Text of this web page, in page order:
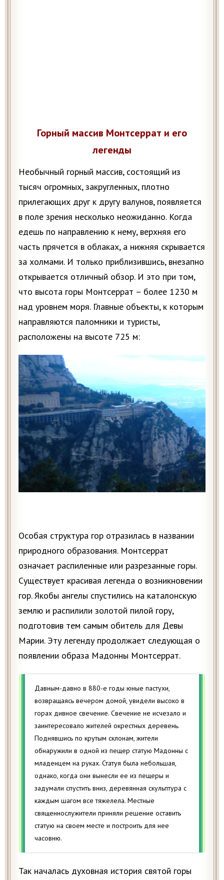
Горный массив Монтсеррат и его
легенды
Необычный горный массив, состоящий из
тысяч огромных, закругленных, плотно
прилегающих друг к другу валунов, появляется
в поле зрения несколько неожиданно. Когда
едешь по направлению к нему, верхняя его
часть прячется в облаках, а нижняя скрывается
за холмами. И только приблизившись, внезапно
открывается отличный обзор. И это при том,
что высота горы Монтсеррат – более 1230 м
над уровнем моря. Главные объекты, к которым
направляются паломники и туристы,
расположены на высоте 725 м:
Особая структура гор отразилась в названии
природного образования. Монтсеррат
означает распиленные или разрезанные горы.
Существует красивая легенда о возникновении
гор. Якобы ангелы спустились на каталонскую
землю и распилили золотой пилой гору,
подготовив тем самым обитель для Девы
Марии. Эту легенду продолжает следующая о
появлении образа Мадонны Монтсеррат.
Давным-давно в 880-е годы юные пастухи,
возвращаясь вечером домой, увидели высоко в
горах дивное свечение. Свечение не исчезало и
заинтересовало жителей окрестных деревень.
Поднявшись по крутым склонам, жители
обнаружили в одной из пещер статую Мадонны с
младенцем на руках. Статуя была небольшая,
однако, когда они вынесли ее из пещеры и
задумали спустить вниз, деревянная скульптура с
каждым шагом все тяжелела. Местные
священнослужители приняли решение оставить
статую на своем месте и построить для нее
часовню.
Так началась духовная история святой горы